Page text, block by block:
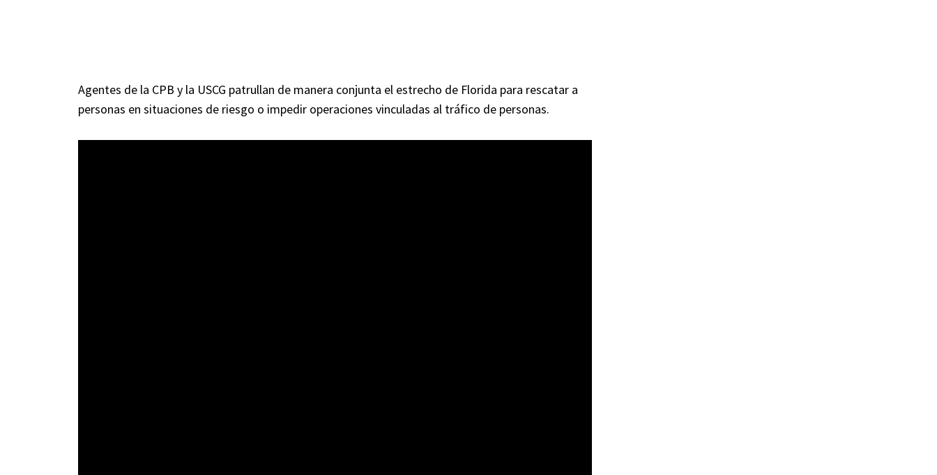
Agentes de la CPB y la USCG patrullan de manera conjunta el estrecho de Florida para rescatar a
personas en situaciones de riesgo o impedir operaciones vinculadas al tráfico de personas.